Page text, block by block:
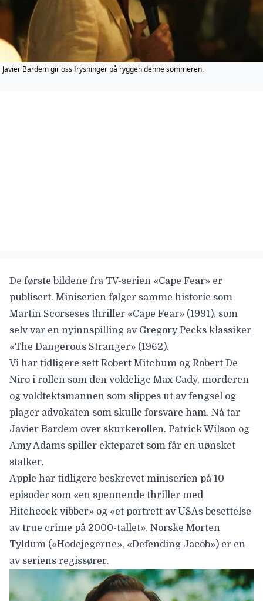
Javier Bardem gir oss frysninger på ryggen denne sommeren.
De første bildene fra TV-serien «Cape Fear» er
publisert. Miniserien følger samme historie som
Martin Scorseses thriller «Cape Fear» (1991), som
selv var en nyinnspilling av Gregory Pecks klassiker
«The Dangerous Stranger» (1962).
Vi har tidligere sett Robert Mitchum og Robert De
Niro i rollen som den voldelige Max Cady, morderen
og voldtektsmannen som slippes ut av fengsel og
plager advokaten som skulle forsvare ham. Nå tar
Javier Bardem over skurkerollen. Patrick Wilson og
Amy Adams spiller ekteparet som får en uønsket
stalker.
Apple har tidligere beskrevet miniserien på 10
episoder som «en spennende thriller med
Hitchcock-vibber» og «et portrett av USAs besettelse
av true crime på 2000-tallet». Norske Morten
Tyldum («Hodejegerne», «Defending Jacob») er en
av seriens regissører.